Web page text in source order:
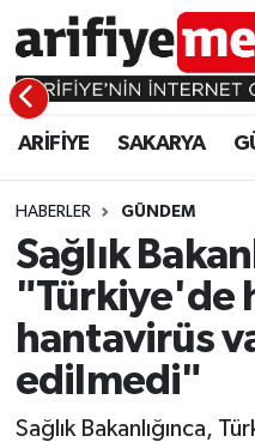
ARİFİYE SAKARYA
HABERLER GÜNDEM
Sağlık
"Türkiye'de
hantavirüs
edilmedi"
Sağlık Bakanlığınca,
ARİFİYE
SAKARYA
GÜNDEM
EĞİTİM
ASAYİŞ
EKONOMİ
ARİFİYE
GÜNDEM
EĞİTİM
EKONOMİ
ASAYİŞ
Sakarya Hava
Sakarya Namaz
Sakarya Trafik
Süper Lig Puan
Tüm Manşetler
Son Dakika Haberleri